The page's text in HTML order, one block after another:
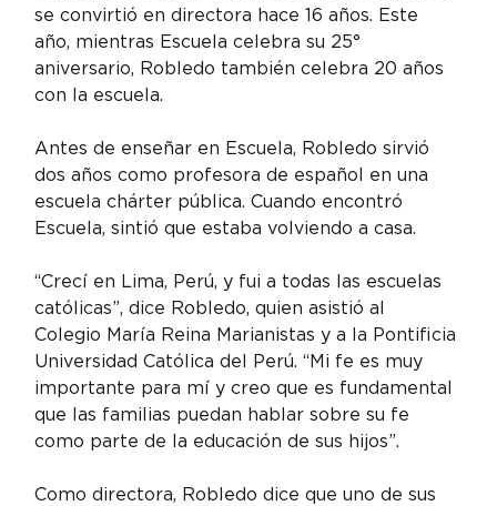
se convirtió en directora hace 16 años. Este
año, mientras Escuela celebra su 25°
aniversario, Robledo también celebra 20 años
con la escuela.
Antes de enseñar en Escuela, Robledo sirvió
dos años como profesora de español en una
escuela chárter pública. Cuando encontró
Escuela, sintió que estaba volviendo a casa.
“Crecí en Lima, Perú, y fui a todas las escuelas
católicas”, dice Robledo, quien asistió al
Colegio María Reina Marianistas y a la Pontificia
Universidad Católica del Perú. “Mi fe es muy
importante para mí y creo que es fundamental
que las familias puedan hablar sobre su fe
como parte de la educación de sus hijos”.
Como directora, Robledo dice que uno de sus